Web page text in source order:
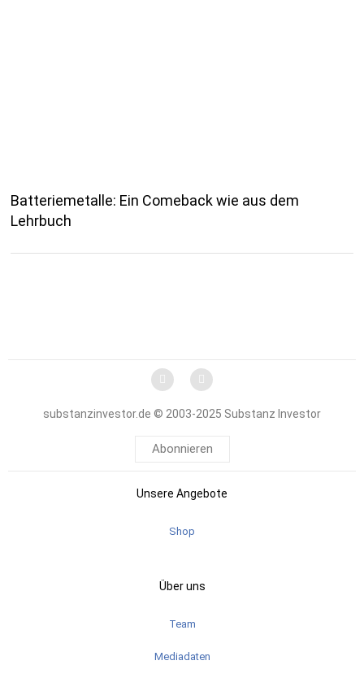
Batteriemetalle: Ein Comeback wie aus dem
Lehrbuch
substanzinvestor.de © 2003-2025 Substanz Investor
Abonnieren
Unsere Angebote
Shop
Über uns
Team
Mediadaten